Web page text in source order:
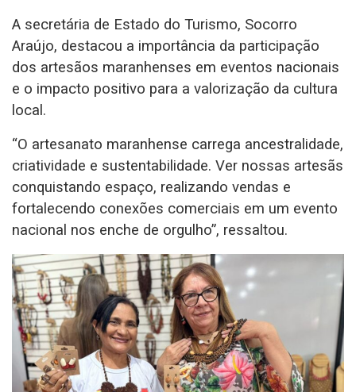
A secretária de Estado do Turismo, Socorro
Araújo, destacou a importância da participação
dos artesãos maranhenses em eventos nacionais
e o impacto positivo para a valorização da cultura
local.
“O artesanato maranhense carrega ancestralidade,
criatividade e sustentabilidade. Ver nossas artesãs
conquistando espaço, realizando vendas e
fortalecendo conexões comerciais em um evento
nacional nos enche de orgulho”, ressaltou.